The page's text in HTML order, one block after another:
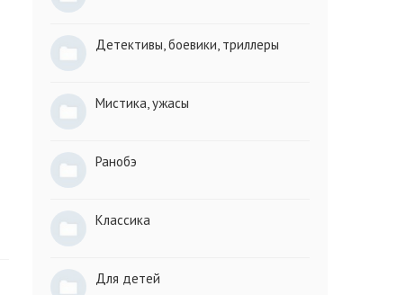
Детективы, боевики, триллеры
Мистика, ужасы
Ранобэ
Классика
Для детей